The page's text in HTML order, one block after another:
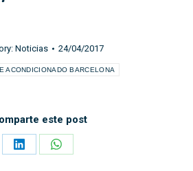
Noticias 24/04/2017
ACONDICIONADO BARCELONA
este post
Share
Share